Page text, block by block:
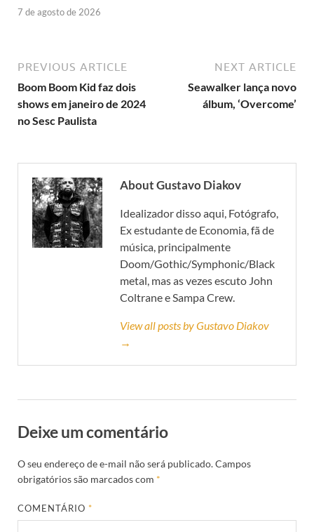
7 de agosto de 2026
PREVIOUS ARTICLE
Boom Boom Kid faz dois
shows em janeiro de 2024
no Sesc Paulista
NEXT ARTICLE
Seawalker lança novo
álbum, ‘Overcome’
About Gustavo Diakov
Idealizador disso aqui, Fotógrafo,
Ex estudante de Economia, fã de
música, principalmente
Doom/Gothic/Symphonic/Black
metal, mas as vezes escuto John
Coltrane e Sampa Crew.
View all posts by Gustavo Diakov
→
Deixe um comentário
O seu endereço de e-mail não será publicado.Campos
obrigatórios são marcados com *
COMENTÁRIO*